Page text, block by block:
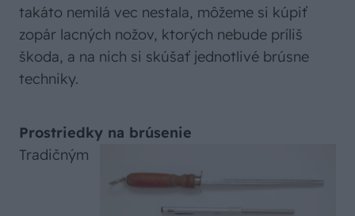
takáto nemilá vec nestala, môžeme si kúpiť
zopár lacných nožov, ktorých nebude príliš
škoda, a na nich si skúšať jednotlivé brúsne
techniky.
Prostriedky na brúsenie
Tradičným